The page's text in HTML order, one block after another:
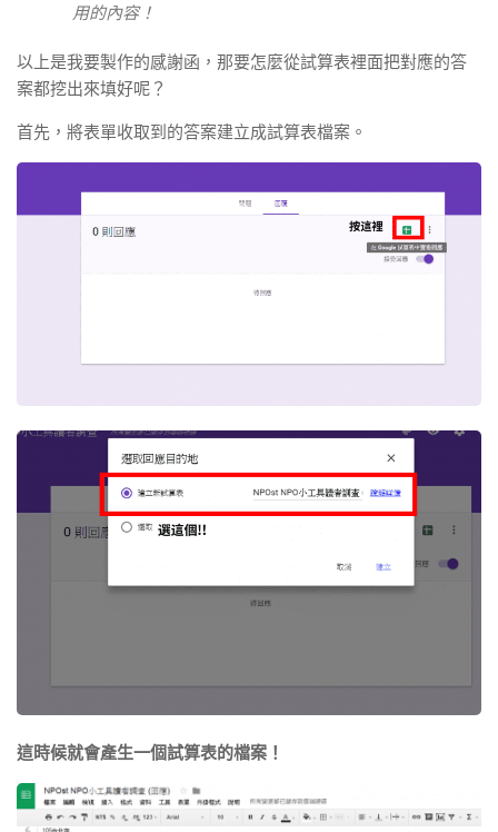
用的內容！
以上是我要製作的感謝函， 那要怎麼從試算表裡面把對應的答
案都挖出來填好呢？
首先，將表單收取到的答案建立成試算表檔案。
這時候就會產生一個試算表的檔案！